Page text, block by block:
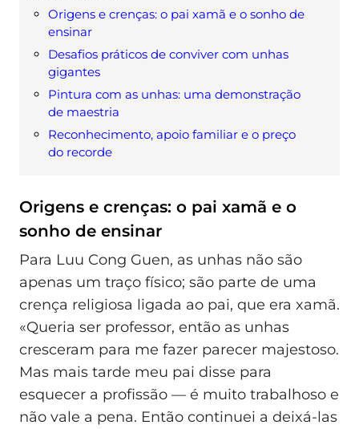
Origens e crenças: o pai xamã e o sonho de
ensinar
Desafios práticos de conviver com unhas
gigantes
Pintura com as unhas: uma demonstração
de maestria
Reconhecimento, apoio familiar e o preço
do recorde
Origens e crenças: o pai xamã e o
sonho de ensinar
Para Luu Cong Guen, as unhas não são
apenas um traço físico; são parte de uma
crença religiosa ligada ao pai, que era xamã.
«Queria ser professor, então as unhas
cresceram para me fazer parecer majestoso.
Mas mais tarde meu pai disse para
esquecer a profissão — é muito trabalhoso e
não vale a pena. Então continuei a deixá-las